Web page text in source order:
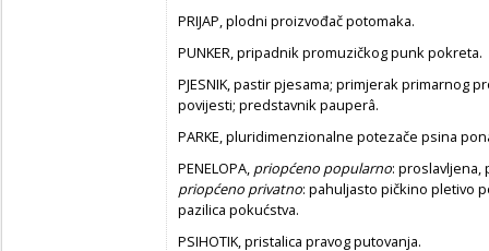
PRIJAP, plodni proizvođač potomaka.
PUNKER, pripadnik promuzičkog punk pokreta.
PJESNIK, pastir pjesama; primjerak primarnog
povijesti; predstavnik pauperâ.
PARKE, pluridimenzionalne potezače psina
PENELOPA, priopćeno popularno: proslavljena,
priopćeno privatno: pahuljasto pičkino pletivo
pazilica pokućstva.
PSIHOTIK, pristalica pravog putovanja.